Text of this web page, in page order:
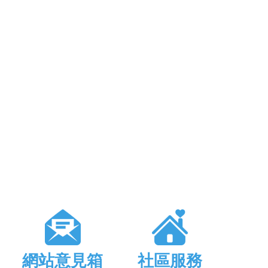
網站意見箱 社區服務